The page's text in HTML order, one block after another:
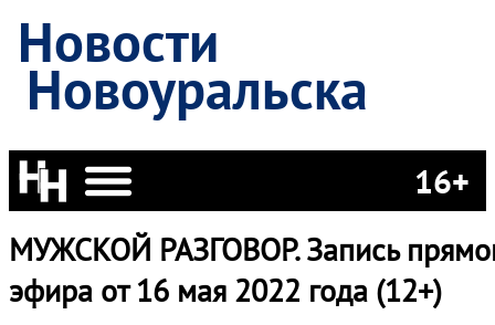
Новости
Новоуральска
16+
МУЖСКОЙ РАЗГОВОР. Запись
эфира от 16 мая 2022 года (12+)